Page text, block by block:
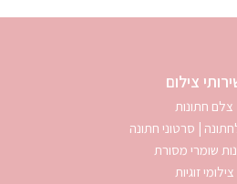
צילום
צלם חתונות
| סרטוני חתונה
שומרי מסורת
צילומי זוגיות